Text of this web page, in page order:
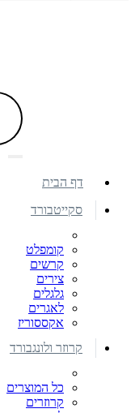
דף הבית
סקייטבורד
קומפלט
קרשים
צירים
גלגלים
לאגרים
אקססוריז
קרוזר ולונגבורד
כל המוצרים
קרוזרים